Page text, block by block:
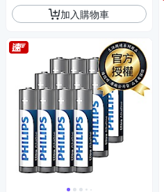
加入購物車